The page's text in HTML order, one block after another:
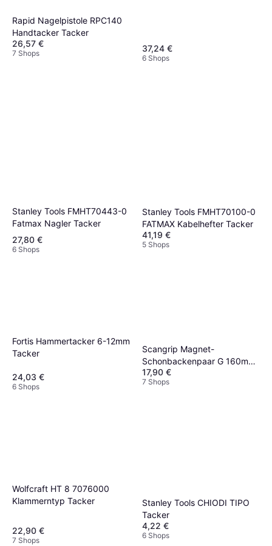
Rapid Nagelpistole RPC140
Handtacker Tacker
26,57 €
7 Shops 37,24 €
6 Shops
Stanley Tools FMHT70443-0
Fatmax Nagler Tacker
27,80 €
6 Shops
Stanley Tools FMHT70100-0
FATMAX Kabelhefter Tacker
41,19 €
5 Shops
Fortis Hammertacker 6-12mm
Tacker
24,03 €
6 Shops
Scangrip Magnet-
Schonbackenpaar G 160mm
Tacker
17,90 €
7 Shops
Wolfcraft HT 8 7076000
Klammerntyp Tacker
22,90 €
7 Shops
Stanley Tools CHIODI TIPO
Tacker
4,22 €
6 Shops